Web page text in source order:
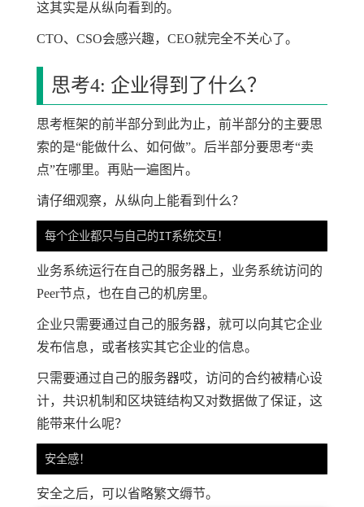
这其实是从纵向看到的。
CTO、CSO会感兴趣，CEO就完全不关心了。
思考4: 企业得到了什么？
思考框架的前半部分到此为止，前半部分的主要思
索的是“能做什么、如何做”。后半部分要思考“卖
点”在哪里。再贴一遍图片。
请仔细观察，从纵向上能看到什么？
业务系统运行在自己的服务器上，业务系统访问的
Peer节点，也在自己的机房里。
企业只需要通过自己的服务器，就可以向其它企业
发布信息，或者核实其它企业的信息。
只需要通过自己的服务器哎，访问的合约被精心设
计，共识机制和区块链结构又对数据做了保证，这
能带来什么呢？
安全之后，可以省略繁文缛节。